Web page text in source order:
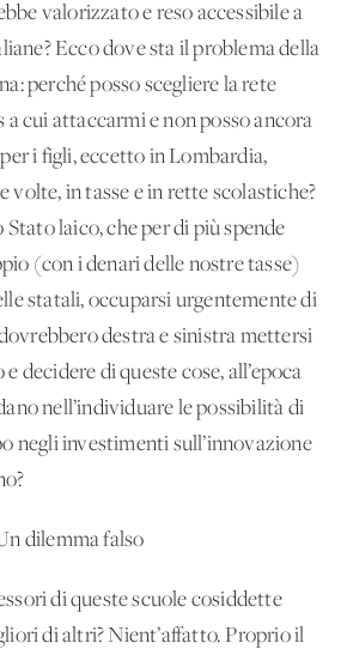
valorizzato e reso accessibile a
Ecco dove sta il problema della
perché posso scegliere la rete
a cui attaccarmi e non posso ancora
i figli, eccetto in Lombardia,
volte, in tasse e in rette scolastiche?
laico, che per di più spende
(con i denari delle nostre tasse)
statali, occuparsi urgentemente di
destra e sinistra mettersi
decidere di queste cose, all’epoca
nell’individuare le possibilità di
negli investimenti sull’innovazione
dilemma falso
di queste scuole cosiddette
di altri? Nient’affatto. Proprio il